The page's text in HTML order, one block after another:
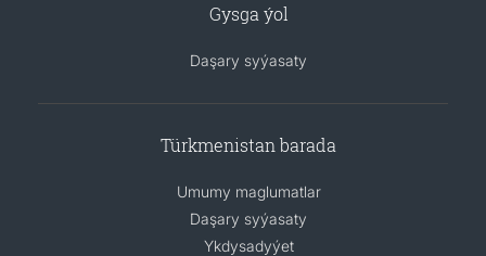
Gysga ýol
Daşary syýasaty
Türkmenistan barada
Umumy maglumatlar
Daşary syýasaty
Ykdysadyýet